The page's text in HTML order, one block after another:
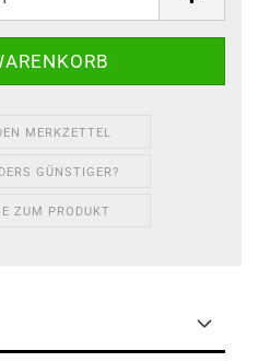
MERKZETTEL
GÜNSTIGER?
ZUM PRODUKT